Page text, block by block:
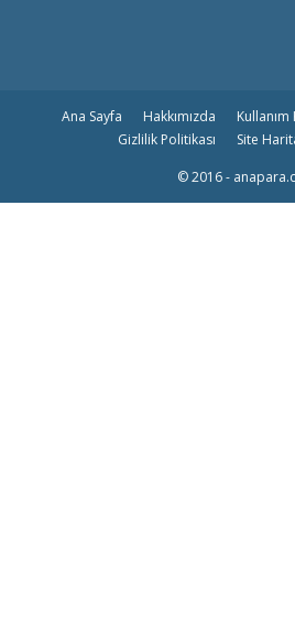
Ana Sayfa Hakkımızda Kullanım
Gizlilik Politikası
Site
© 2016 -